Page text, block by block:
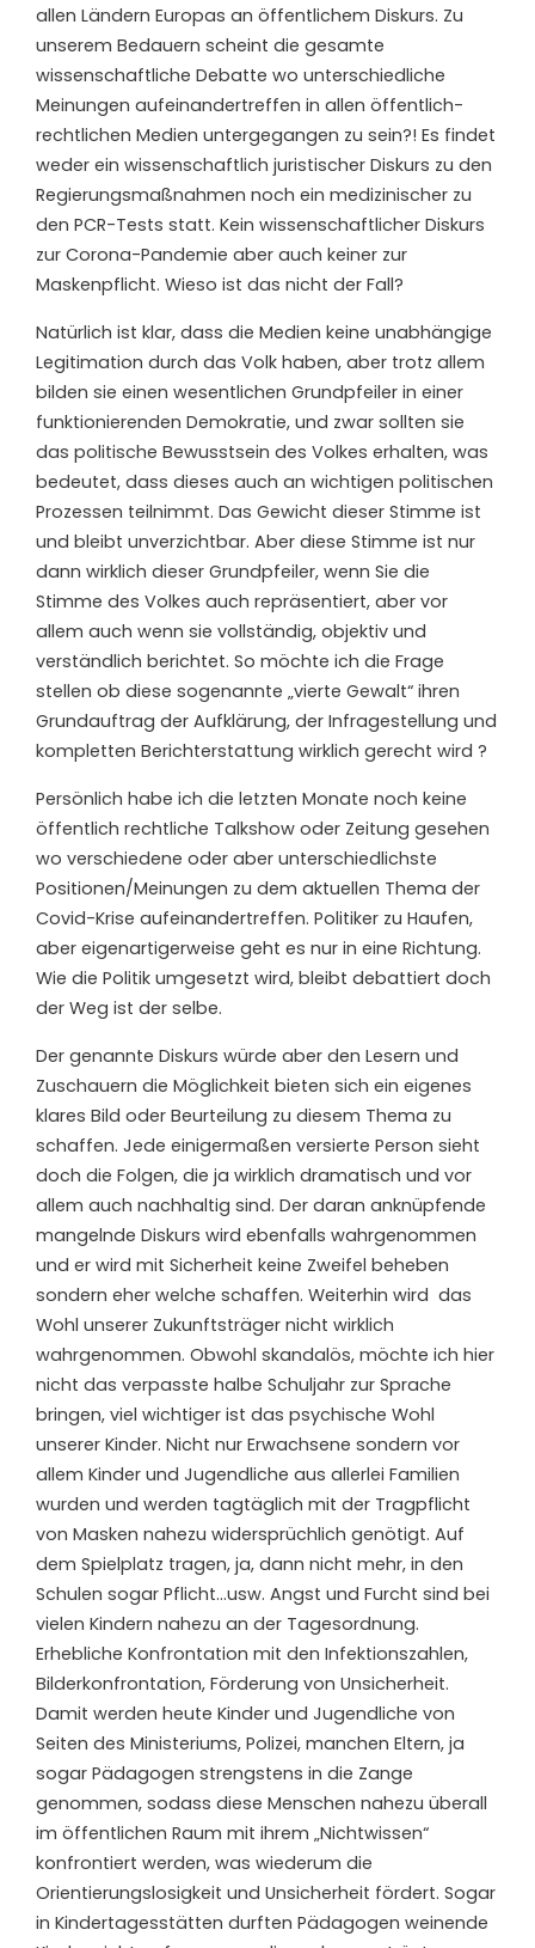
allen Ländern Europas an öffentlichem Diskurs. Zu
unserem Bedauern scheint die gesamte
wissenschaftliche Debatte wo unterschiedliche
Meinungen aufeinandertreffen in allen öffentlich-
rechtlichen Medien untergegangen zu sein?! Es findet
weder ein wissenschaftlich juristischer Diskurs zu den
Regierungsmaßnahmen noch ein medizinischer zu
den PCR-Tests statt. Kein wissenschaftlicher Diskurs
zur Corona-Pandemie aber auch keiner zur
Maskenpflicht. Wieso ist das nicht der Fall?
Natürlich ist klar, dass die Medien keine unabhängige
Legitimation durch das Volk haben, aber trotz allem
bilden sie einen wesentlichen Grundpfeiler in einer
funktionierenden Demokratie, und zwar sollten sie
das politische Bewusstsein des Volkes erhalten, was
bedeutet, dass dieses auch an wichtigen politischen
Prozessen teilnimmt. Das Gewicht dieser Stimme ist
und bleibt unverzichtbar. Aber diese Stimme ist nur
dann wirklich dieser Grundpfeiler, wenn Sie die
Stimme des Volkes auch repräsentiert, aber vor
allem auch wenn sie vollständig, objektiv und
verständlich berichtet. So möchte ich die Frage
stellen ob diese sogenannte „vierte Gewalt“ ihren
Grundauftrag der Aufklärung, der Infragestellung und
kompletten Berichterstattung wirklich gerecht wird ?
Persönlich habe ich die letzten Monate noch keine
öffentlich rechtliche Talkshow oder Zeitung gesehen
wo verschiedene oder aber unterschiedlichste
Positionen/Meinungen zu dem aktuellen Thema der
Covid-Krise aufeinandertreffen. Politiker zu Haufen,
aber eigenartigerweise geht es nur in eine Richtung.
Wie die Politik umgesetzt wird, bleibt debattiert doch
der Weg ist der selbe.
Der genannte Diskurs würde aber den Lesern und
Zuschauern die Möglichkeit bieten sich ein eigenes
klares Bild oder Beurteilung zu diesem Thema zu
schaffen. Jede einigermaßen versierte Person sieht
doch die Folgen, die ja wirklich dramatisch und vor
allem auch nachhaltig sind. Der daran anknüpfende
mangelnde Diskurs wird ebenfalls wahrgenommen
und er wird mit Sicherheit keine Zweifel beheben
sondern eher welche schaffen. Weiterhin wird das
Wohl unserer Zukunftsträger nicht wirklich
wahrgenommen. Obwohl skandalös, möchte ich hier
nicht das verpasste halbe Schuljahr zur Sprache
bringen, viel wichtiger ist das psychische Wohl
unserer Kinder. Nicht nur Erwachsene sondern vor
allem Kinder und Jugendliche aus allerlei Familien
wurden und werden tagtäglich mit der Tragpflicht
von Masken nahezu widersprüchlich genötigt. Auf
dem Spielplatz tragen, ja, dann nicht mehr, in den
Schulen sogar Pflicht…usw. Angst und Furcht sind bei
vielen Kindern nahezu an der Tagesordnung.
Erhebliche Konfrontation mit den Infektionszahlen,
Bilderkonfrontation, Förderung von Unsicherheit.
Damit werden heute Kinder und Jugendliche von
Seiten des Ministeriums, Polizei, manchen Eltern, ja
sogar Pädagogen strengstens in die Zange
genommen, sodass diese Menschen nahezu überall
im öffentlichen Raum mit ihrem „Nichtwissen“
konfrontiert werden, was wiederum die
Orientierungslosigkeit und Unsicherheit fördert. Sogar
in Kindertagesstätten durften Pädagogen weinende